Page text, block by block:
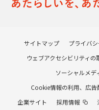
サイトマップ プライバ
ウェブアクセシビリティの
ソーシャルメデ
Cookie情報の利用、広告
企業サイト
採用情報